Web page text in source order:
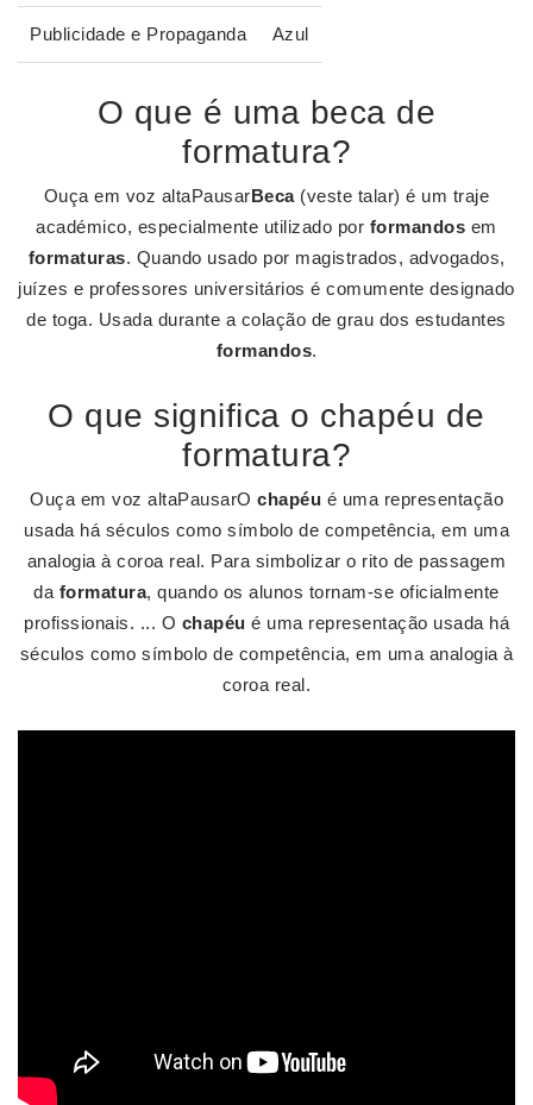
Publicidade e Propaganda Azul
O que é uma beca de
formatura?
Ouça em voz altaPausarBeca(veste talar) é um traje
académico, especialmente utilizado por formandos em
formaturas. Quando usado por magistrados, advogados,
juízes e professores universitários é comumente designado
de toga. Usada durante a colação de grau dos estudantes
formandos.
O que significa o chapéu de
formatura?
Ouça em voz altaPausarO chapéu é uma representação
usada há séculos como símbolo de competência, em uma
analogia à coroa real. Para simbolizar o rito de passagem
da formatura, quando os alunos tornam-se oficialmente
profissionais. ... O chapéu é uma representação usada há
séculos como símbolo de competência, em uma analogia à
coroa real.